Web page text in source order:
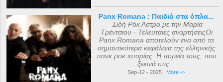
Panx Romana : Παιδιά στα όπλα...
Σιδή Ρόκ Άστρο με την Μαρία
Τρέντσιου - Τελευταίες αναρτήσειςΟι
Panx Romana αποτελούν ένα από τα
σημαντικότερα κεφάλαια της ελληνικής
πανκ ροκ ιστορίας. Η πορεία τους, που
ξεκινά στις...
Sep-12 - 2025 | More ->